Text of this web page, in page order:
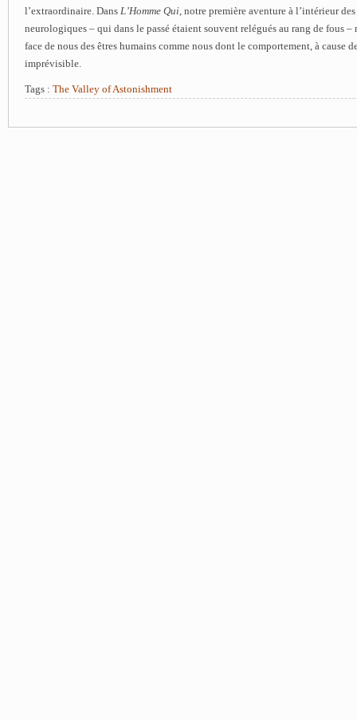
l’extraordinaire. Dans L’Homme Qui, notre première aventure à l’intérieur
neurologiques – qui dans le passé étaient souvent relégués au rang de fous –
face de nous des êtres humains comme nous dont le comportement, à cause
imprévisible.
Tags : The Valley of Astonishment